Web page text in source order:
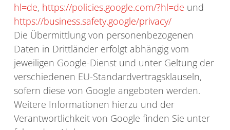
hl=de, https://policies.google.com/?hl=de und
https://business.safety.google/privacy/
Die Übermittlung von personenbezogenen
Daten in Drittländer erfolgt abhängig vom
jeweiligen Google-Dienst und unter Geltung der
verschiedenen EU-Standardvertragsklauseln,
sofern diese von Google angeboten werden.
Weitere Informationen hierzu und der
Verantwortlichkeit von Google finden Sie unter